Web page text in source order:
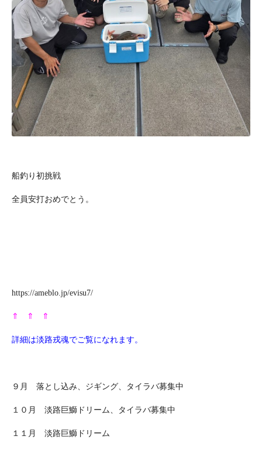
船釣り初挑戦
全員安打おめでとう。
https://ameblo.jp/evisu7/
⇑ ⇑ ⇑
詳細は淡路戎魂でご覧になれます。
９月 落とし込み、ジギング、タイラバ募集中
１０月 淡路巨鰤ドリーム、タイラバ募集中
１１月 淡路巨鰤ドリーム